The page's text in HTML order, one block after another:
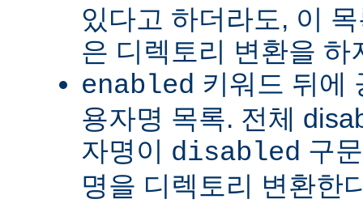
있다고 하더라도, 이
은 디렉토리 변환을
enabled 키워드 뒤에
용자명 목록. 전체
자명이 disabled 구
명을 디렉토리 변환한